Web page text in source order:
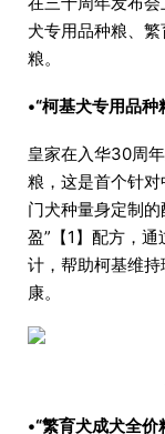
犬专用品种粮、
粮。
•“柯基犬专用品种
皇家在入华30周
粮，这是首个针
门犬种量身定制
盈”【1】配方，
计，帮助柯基维
康。
•“繁育犬成犬全价